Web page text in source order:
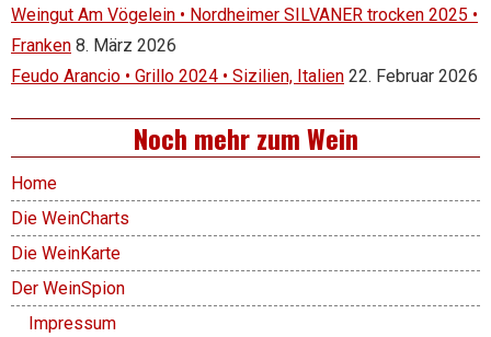
Weingut Am Vögelein • Nordheimer SILVANER trocken 2025 •
Franken 8. März 2026
Feudo Arancio • Grillo 2024 • Sizilien, Italien 22. Februar 2026
Noch mehr zum Wein
Home
Die WeinCharts
Die WeinKarte
Der WeinSpion
Impressum